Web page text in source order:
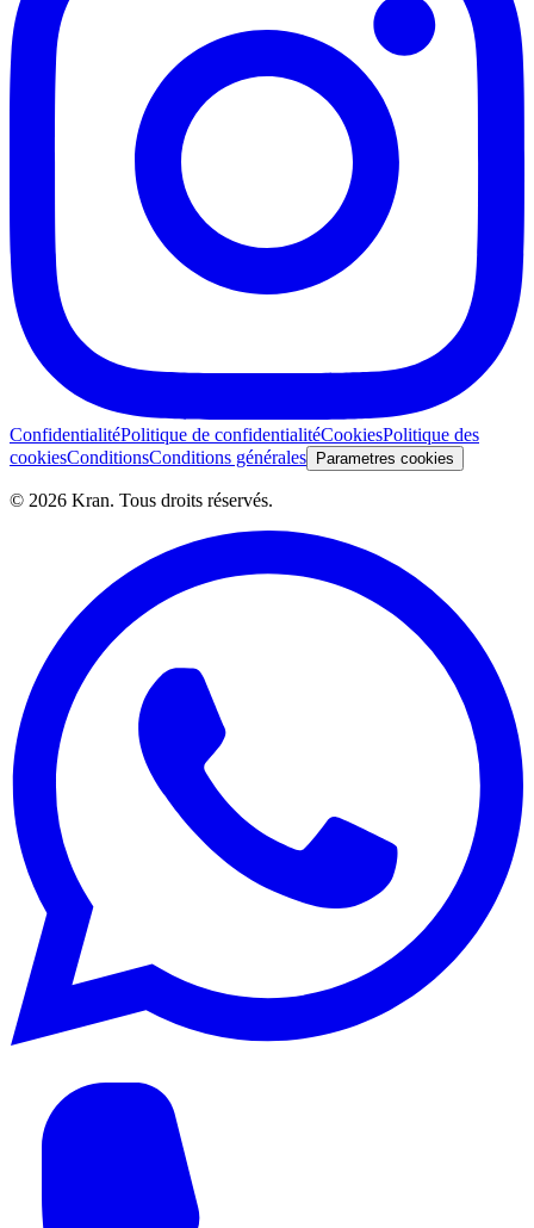
ConfidentialitéPolitique de confidentialitéCookiesPolitique des
cookiesConditionsConditions générales Parametres cookies
© 2026 Kran. Tous droits réservés.